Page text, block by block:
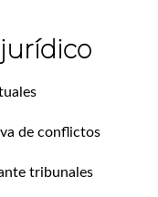
de conflictos
tribunales